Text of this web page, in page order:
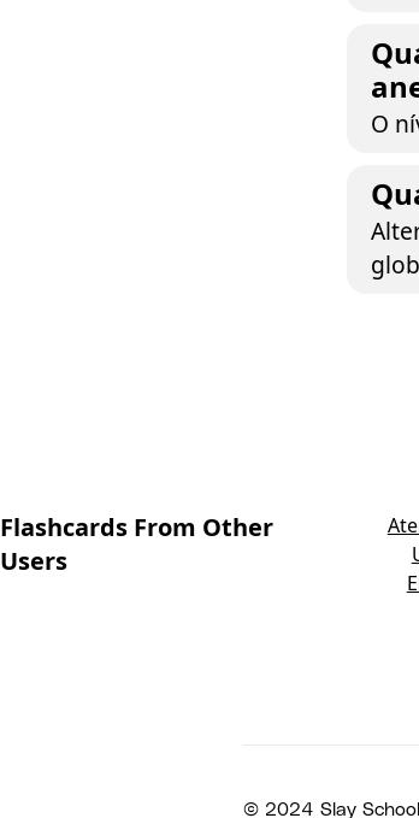
O
Flashcards From Other
Users
© 2024 Slay